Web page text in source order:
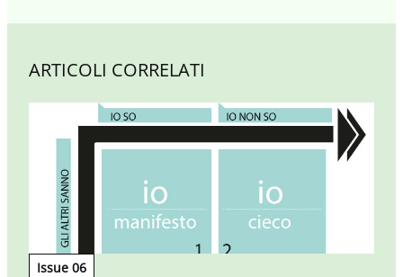
ARTICOLI CORRELATI
Issue 06